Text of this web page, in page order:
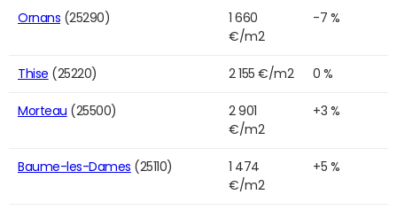
Ornans (25290)
1 660
€/m2
-7 %
Thise (25220) 2 155 €/m2 0 %
Morteau (25500)
2 901
€/m2
+3 %
Baume-les-Dames (25110)
1 474
€/m2
+5 %